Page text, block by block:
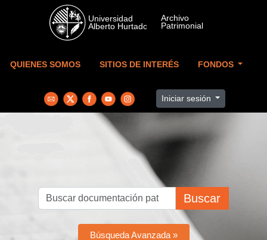
Skip to main content
QUIENES SOMOS SITIOS DE INTERÉS FONDOS
Iniciar sesión
Buscar
Búsqueda Avanzada »